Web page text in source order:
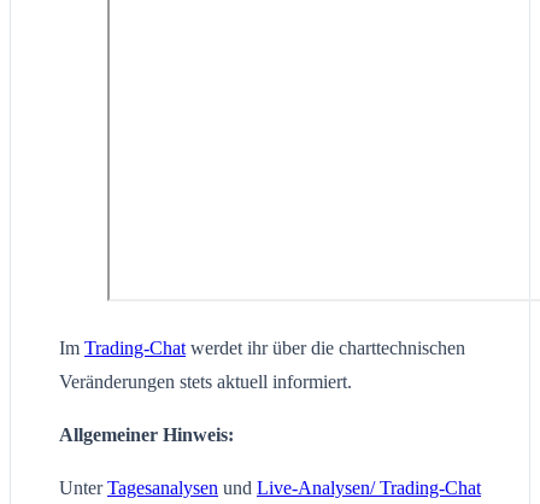
Im Trading-Chat werdet ihr über die charttechnischen
Veränderungen stets aktuell informiert.
Allgemeiner Hinweis:
UnterTagesanalysen und Live-Analysen/ Trading-Chat